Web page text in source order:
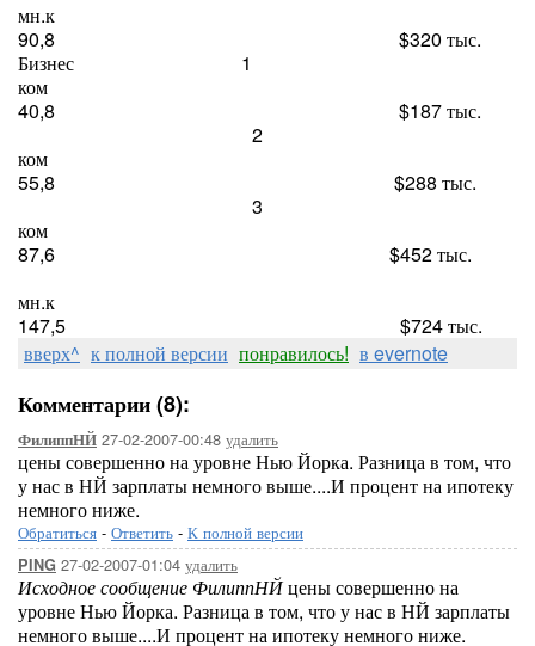
мн.к
90,8 $320 тыс.
Бизнес 1
ком
40,8 $187 тыс.
2
ком
55,8 $288 тыс.
3
ком
87,6 $452 тыс.
мн.к
147,5 $724 тыс.
вверх^ к полной версии понравилось! в evernote
Комментарии (8):
ФилиппНЙ 27-02-2007-00:48 удалить
цены совершенно на уровне Нью Йорка. Разница в том, что
у нас в НЙ зарплаты немного выше....И процент на ипотеку
немного ниже.
Обратиться - Ответить - К полной версии
PING 27-02-2007-01:04 удалить
Исходное сообщение ФилиппНЙцены совершенно на
уровне Нью Йорка. Разница в том, что у нас в НЙ зарплаты
немного выше....И процент на ипотеку немного ниже.